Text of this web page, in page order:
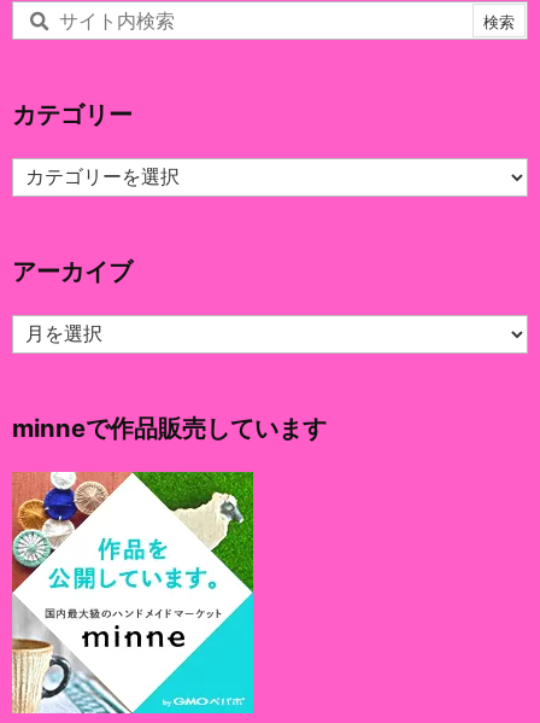
カテゴリー
カ
テ
ー
アーカイブ
ア
ー
ブ
minneで作品販売しています